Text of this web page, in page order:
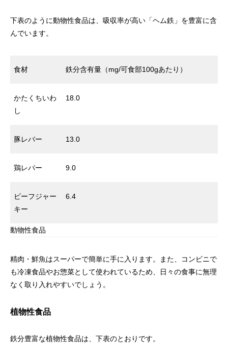
下表のように動物性食品は、吸収率が高い「ヘム鉄」を豊富に含
んでいます。
食材 鉄分含有量（mg/可食部100gあたり）
かたくちいわ
し
18.0
豚レバー 13.0
鶏レバー 9.0
ビーフジャー
キー
6.4
動物性食品
精肉・鮮魚はスーパーで簡単に手に入ります。また、コンビニで
も冷凍食品やお惣菜として使われているため、日々の食事に無理
なく取り入れやすいでしょう。
植物性食品
鉄分豊富な植物性食品は、下表のとおりです。